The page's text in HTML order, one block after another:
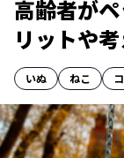
高齢者が
リットや
いぬ ねこ